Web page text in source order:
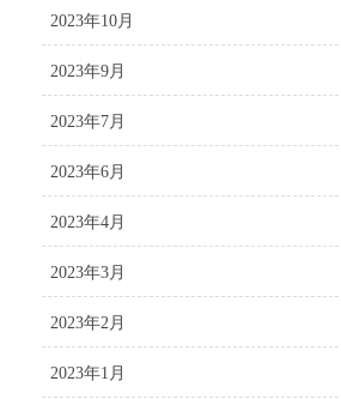
2023年10月
2023年9月
2023年7月
2023年6月
2023年4月
2023年3月
2023年2月
2023年1月